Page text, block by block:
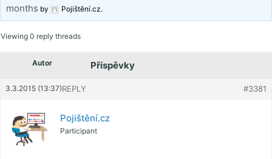
months by Pojištění.cz.
Viewing 0 reply threads
Autor Příspěvky
3.3.2015 (13:37) #3381
REPLY
Pojištění.cz
Participant